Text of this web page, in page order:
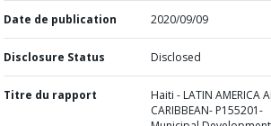
Date de publication 2020/09/09
Disclosure Status Disclosed
Titre du rapport
Haiti - LATIN AMERICA
CARIBBEAN- P155201-